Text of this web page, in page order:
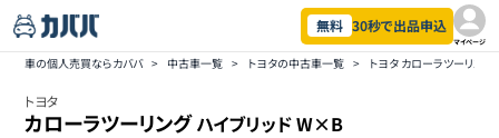
無料 30秒で出品申込
マイページ
車の個人売買ならカババ > 中古車一覧 > トヨタの中古車一覧 > トヨタ カローラツーリン
トヨタ
カローラツーリングハイブリッド W×B